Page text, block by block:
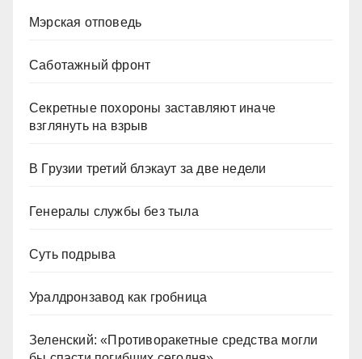
Мэрская отповедь
Саботажный фронт
Секретные похороны заставляют иначе
взглянуть на взрыв
В Грузии третий блэкаут за две недели
Генералы службы без тыла
Суть подрыва
Уралдронзавод как гробница
Зеленский: «Противоракетные средства могли